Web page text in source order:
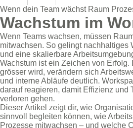
Wenn dein Team wächst Raum
Wachstum im
Wenn Teams wachsen, müssen
mitwachsen. So gelingt nachhaltiges
und eine skalierbare
Wachstum ist ein Zeichen von Erfolg.
grösser wird, verändern sich
und interne Abläufe deutlich.
darauf reagieren, damit Effizienz und
verloren gehen.
Dieser Artikel zeigt dir, wie
sinnvoll begleiten können, wie
Prozesse mitwachsen – und welche